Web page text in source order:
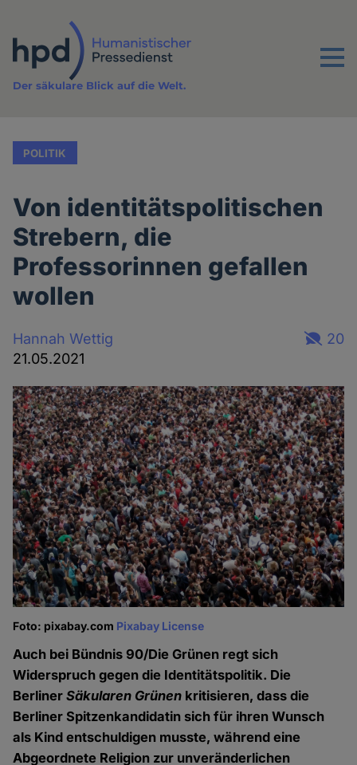
Inhalt
Menu
Der säkulare Blick auf die Welt.
POLITIK
Von identitätspolitischen
Strebern, die
Professorinnen gefallen
wollen
Hannah Wettig
21.05.2021
20
Foto: pixabay.com Pixabay License
Auch bei Bündnis 90/Die Grünen regt sich
Widerspruch gegen die Identitätspolitik. Die
BerlinerSäkularen Grünen kritisieren, dass die
Berliner Spitzenkandidatin sich für ihren Wunsch
als Kind entschuldigen musste, während eine
Abgeordnete Religion zur unveränderlichen